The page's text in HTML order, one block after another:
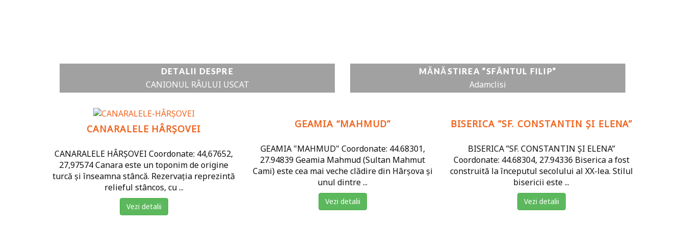
DETALII DESPRE
CANIONUL RÂULUI USCAT
MĂNĂSTIREA ”SFÂNTUL FILIP”
Adamclisi
CANARALELE HÂRȘOVEI
CANARALELE HÂRȘOVEI Coordonate: 44,67652,
27,97574 Canara este un toponim de origine
turcă și înseamna stâncă. Rezervația reprezintă
relieful stâncos, cu ...
Vezi detalii
GEAMIA “MAHMUD”
GEAMIA "MAHMUD" Coordonate: 44.68301,
27.94839 Geamia Mahmud (Sultan Mahmut
Cami) este cea mai veche clădire din Hârșova și
unul dintre ...
Vezi detalii
BISERICA ”SF. CONSTANTIN ȘI ELENA”
BISERICA ”SF. CONSTANTIN ȘI ELENA”
Coordonate: 44.68304, 27.94336 Biserica a fost
construită la începutul secolului al XX-lea. Stilul
bisericii este ...
Vezi detalii